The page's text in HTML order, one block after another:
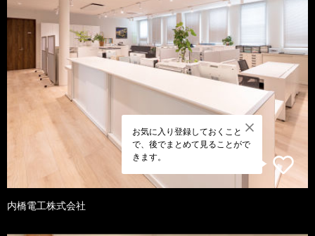
お気に入り登録しておくこと
で、後でまとめて見ることがで
きます。
内橋電工株式会社